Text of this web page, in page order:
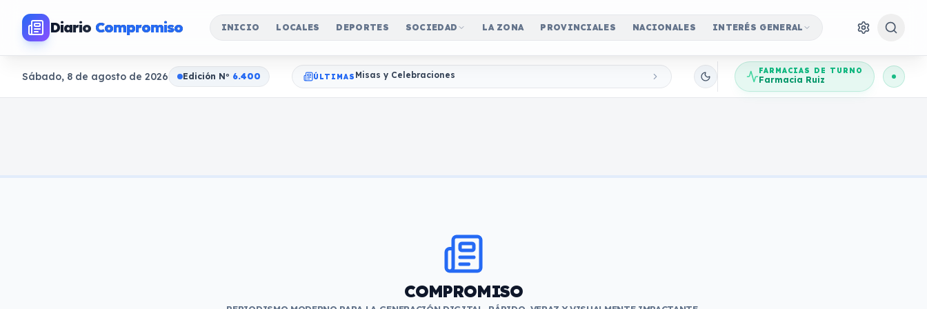
Diario Compromiso INICIO LOCALES DEPORTES SOCIEDAD LA ZONA PROVINCIALES NACIONALES INTERÉS GENERAL
Sábado, 8 de agosto de 2026 Edición No 6.400 ÚLTIMAS Misas y Celebraciones FARMACIAS DE TURNO
Farmacia Ruiz
COMPROMISO